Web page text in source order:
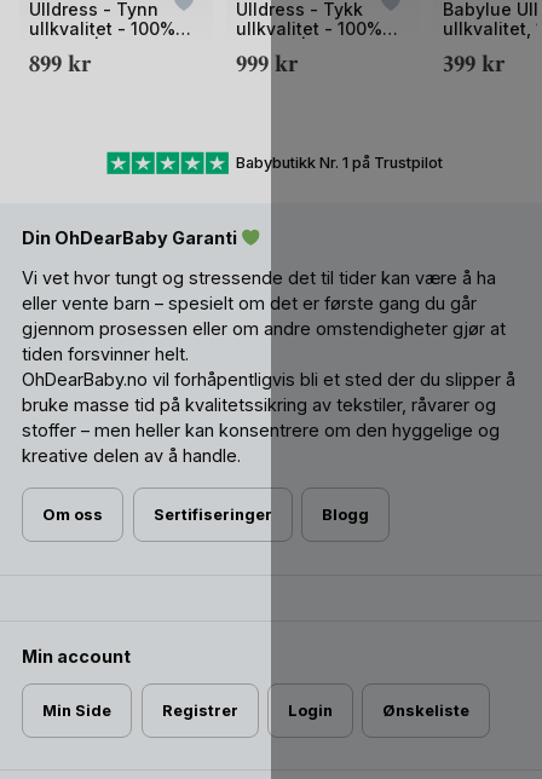
av
Ulldress - Tynn
ullkvalitet - 100%
Sparkedress Tynn
899 kr
av
2
Ulldress - Tykk
ullkvalitet - 100%
Sparkedress Classic
999 kr
av
Babylue
ullkvalitet,
Classic
399 kr
Babybutikk Nr. 1 på Trustpilot
Din OhDearBaby Garanti
Vi vet hvor tungt og stressende det til tider kan være å ha
eller vente barn – spesielt om det er første gang du går
gjennom prosessen eller om andre omstendigheter gjør at
tiden forsvinner helt.
OhDearBaby.no vil forhåpentligvis bli et sted der du slipper å
bruke masse tid på kvalitetssikring av tekstiler, råvarer og
stoffer – men heller kan konsentrere om den hyggelige og
kreative delen av å handle.
Om oss Sertifiseringer Blogg
Min account
Min Side Registrer Login Ønskeliste